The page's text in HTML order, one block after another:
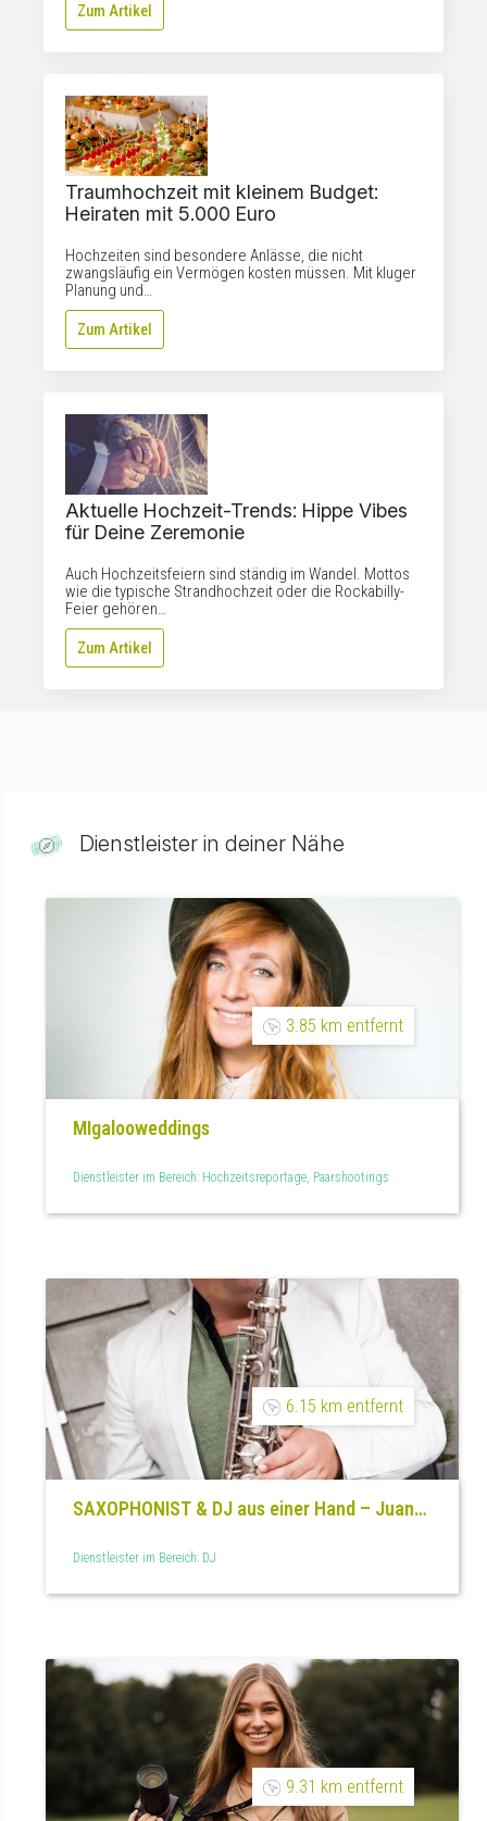
Zum Artikel
Traumhochzeit mit kleinem Budget:
Heiraten mit 5.000 Euro
Hochzeiten sind besondere Anlässe, die nicht
zwangsläufig ein Vermögen kosten müssen. Mit kluger
Planung und…
Zum Artikel
Aktuelle Hochzeit-Trends: Hippe Vibes
für Deine Zeremonie
Auch Hochzeitsfeiern sind ständig im Wandel. Mottos
wie die typische Strandhochzeit oder die Rockabilly-
Feier gehören…
Zum Artikel
Dienstleister in deiner Nähe
3.85 km entfernt
MIgalooweddings
Dienstleister im Bereich: Hochzeitsreportage, Paarshootings
6.15 km entfernt
SAXOPHONIST & DJ aus einer Hand – Juan
Dienstleister im Bereich: DJ
9.31 km entfernt